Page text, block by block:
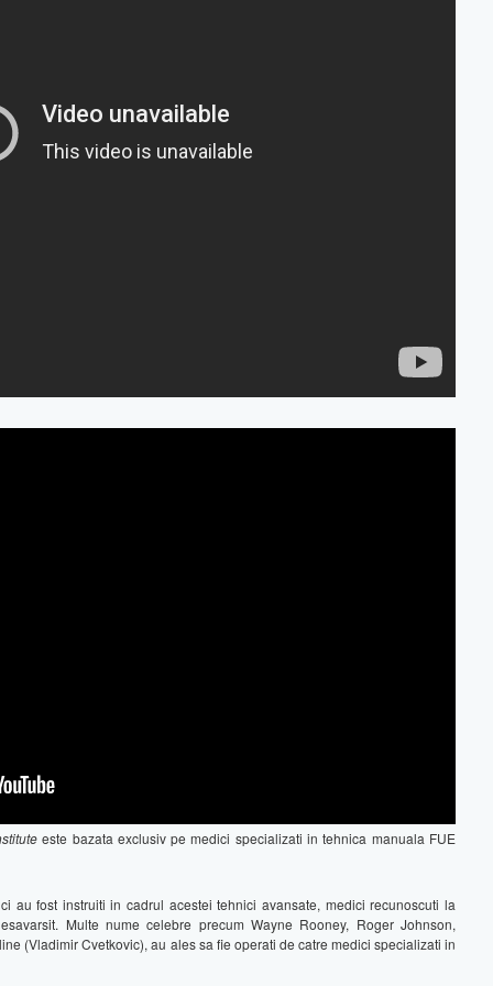
este bazata exclusiv pe medici specializati in tehnica manuala FUE
au fost instruiti in cadrul acestei tehnici avansate, medici recunoscuti la
Multe nume celebre precum Wayne Rooney, Roger Johnson,
(Vladimir Cvetkovic), au ales sa fie operati de catre medici specializati in